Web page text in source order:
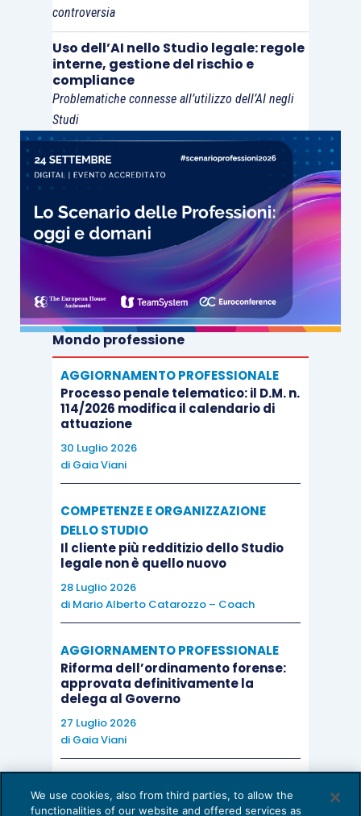
controversia
Uso dell’AI nello Studio legale: regole
interne, gestione del rischio e
compliance
Problematiche connesse all’utilizzo dell’AI negli
Studi
Mondo professione
AGGIORNAMENTO PROFESSIONALE
Processo penale telematico: il D.M. n.
114/2026 modifica il calendario di
attuazione
30 Luglio 2026
di Gaia Viani
COMPETENZE E ORGANIZZAZIONE
DELLO STUDIO
Il cliente più redditizio dello Studio
legale non è quello nuovo
28 Luglio 2026
di Mario Alberto Catarozzo – Coach
AGGIORNAMENTO PROFESSIONALE
Riforma dell’ordinamento forense:
approvata definitivamente la
delega al Governo
27 Luglio 2026
di Gaia Viani
Come evitare le allucinazioni dell’AI:
We use cookies, also from third parties, to allow the
functionalities of our website and offered services as